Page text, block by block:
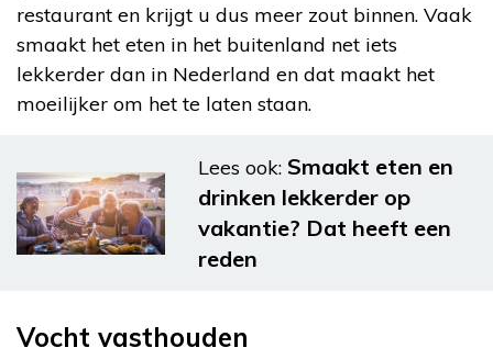
restaurant en krijgt u dus meer zout binnen. Vaak
smaakt het eten in het buitenland net iets
lekkerder dan in Nederland en dat maakt het
moeilijker om het te laten staan.
Lees ook: Smaakt eten en
drinken lekkerder op
vakantie? Dat heeft een
reden
Vocht vasthouden